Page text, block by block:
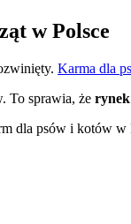
w Polsce
Karma dla
To sprawia, że
dla psów i kotów w